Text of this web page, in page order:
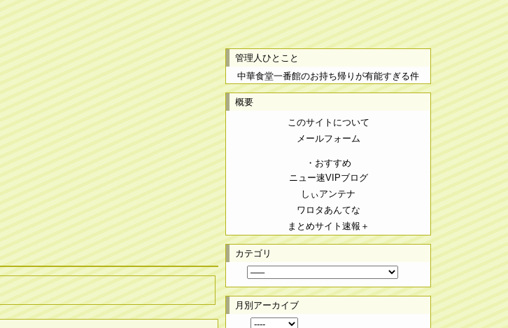
管理人ひとこと
中華食堂一番館のお持ち帰りが有能すぎる件
概要
このサイトについて
メールフォーム
・おすすめ
ニュー速VIPブログ
しぃアンテナ
ワロタあんてな
まとめサイト速報＋
カテゴリ
月別アーカイブ